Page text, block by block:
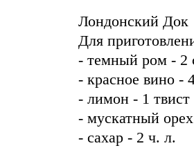
Лондонский Док
Для
- темный ром - 2
- красное вино -
- лимон - 1 твист
- мускатный
- сахар - 2 ч. л.